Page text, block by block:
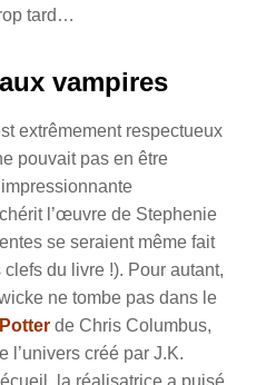
tard…
vampires
extrêmement respectueux
pouvait pas en être
l’œuvre de Stephenie
se seraient même fait
du livre !). Pour autant,
ne tombe pas dans le
de Chris Columbus,
l’univers créé par J.K.
la réalisatrice a puisé